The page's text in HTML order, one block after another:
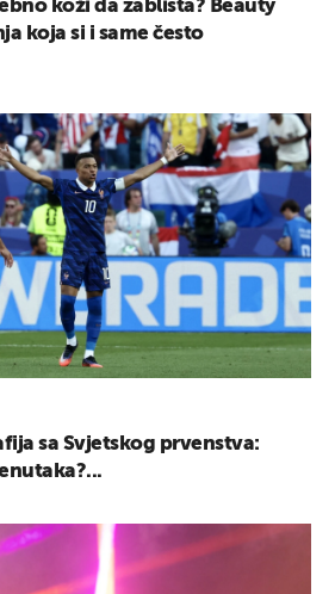
koži da zablista? Beauty
koja si i same često
sa Svjetskog prvenstva: